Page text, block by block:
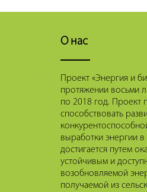
О нас
Проект «Энергия и
протяжении восьми
по 2018 год. Проект
способствовать
выработки энергии
достигается путем
устойчивым и
возобновляемой
получаемой из